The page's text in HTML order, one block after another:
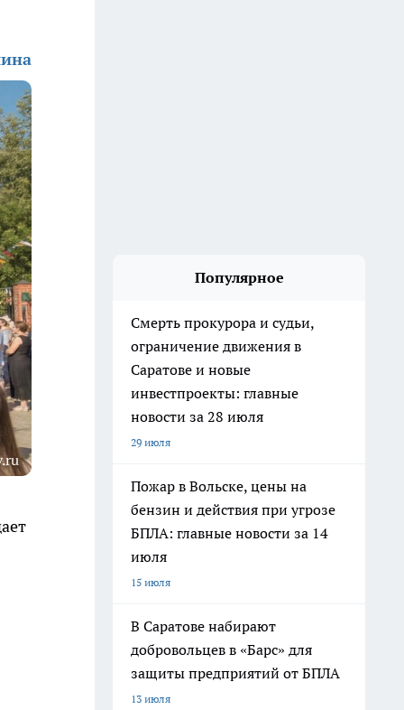
Популярное
Смерть прокурора и судьи,
ограничение движения в
Саратове и новые
инвестпроекты: главные
новости за 28 июля
29 июля
Пожар в Вольске, цены на
бензин и действия при угрозе
БПЛА: главные новости за 14
июля
15 июля
В Саратове набирают
добровольцев в «Барс» для
защиты предприятий от БПЛА
13 июля